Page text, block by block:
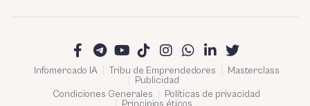
Infomercado IA Tribu de Emprendedores
Masterclass
Publicidad
Condiciones Generales
Políticas de privacidad
Principios éticos